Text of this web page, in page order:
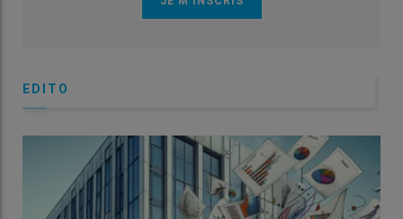
EDITO